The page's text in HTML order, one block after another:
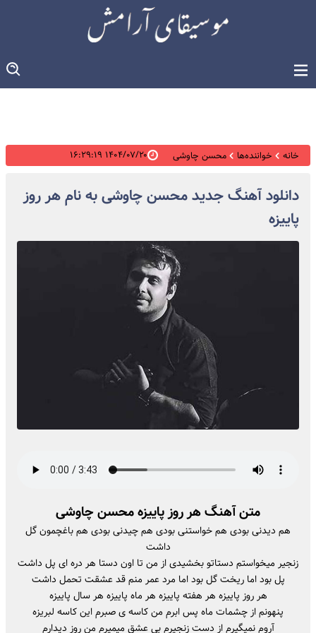
خانه خواننده‌ها محسن چاوشی ۱۴۰۴/۰۷/۲۰ ۱۶:۲۹:۱۹
دانلود آهنگ جدید محسن چاوشی به نام هر روز
پاییزه
متن آهنگ هر روز پاییزه محسن چاوشی
هم دیدنی بودی هم خواستنی بودی هم چیدنی بودی هم باغچمون گل
داشت
زنجیر میخواستم دستاتو بخشیدی از من تا اون دستا هر دره ای پل داشت
پل بود اما ریخت گل بود اما مرد عمر منم قد عشقت تحمل داشت
هر روز پاییزه هر هفته پاییزه هر ماه پاییزه هر سال پاییزه
پنهونم از چشمات ماه پس ابرم من کاسه ی صبرم این کاسه لبریزه
آروم نمیگیرم از دست زنجیرم بی عشق میمیرم من روز دیدارم